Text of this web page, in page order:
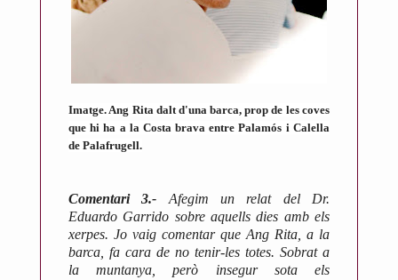
Imatge. Ang Rita dalt d'una barca, prop de les coves
que hi ha a la Costa brava entre Palamós i Calella
de Palafrugell.
Comentari 3.- Afegim un relat del Dr.
Eduardo Garrido sobre aquells dies amb els
xerpes. Jo vaig comentar que Ang Rita, a la
barca, fa cara de no tenir-les totes. Sobrat a
la muntanya, però insegur sota els